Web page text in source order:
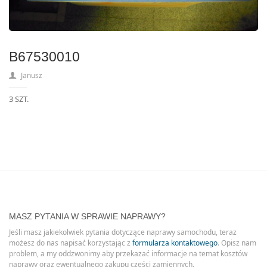
B67530010
Janusz
3 SZT.
MASZ PYTANIA W SPRAWIE NAPRAWY?
Jeśli masz jakiekolwiek pytania dotyczące naprawy samochodu, teraz
możesz do nas napisać korzystając z formularza kontaktowego. Opisz nam
problem, a my oddzwonimy aby przekazać informacje na temat kosztów
naprawy oraz ewentualnego zakupu części zamiennych.